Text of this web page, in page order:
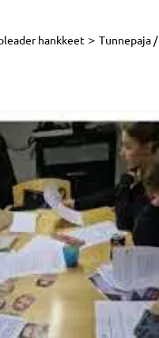
hankkeet > Tunnepaja